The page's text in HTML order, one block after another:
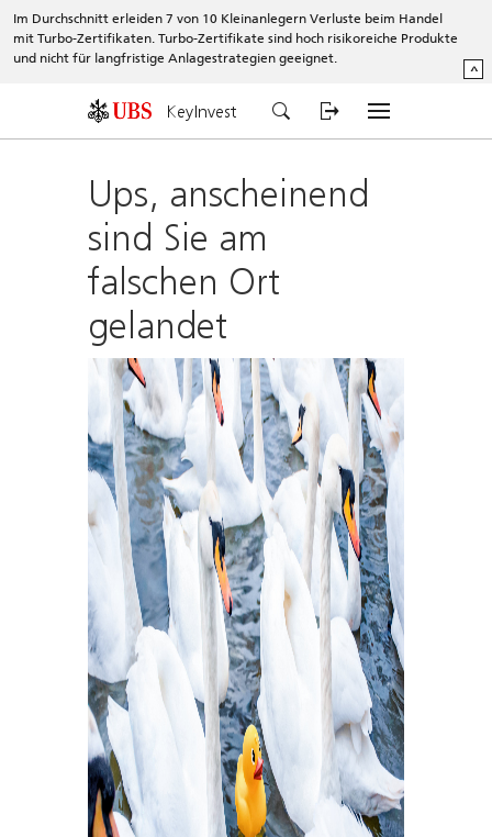
Im Durchschnitt erleiden 7 von 10 Kleinanlegern Verluste beim Handel
mit Turbo-Zertifikaten. Turbo-Zertifikate sind hoch risikoreiche Produkte
und nicht für langfristige Anlagestrategien geeignet.
^
KeyInvest
Ups, anscheinend
sind Sie am
falschen Ort
gelandet